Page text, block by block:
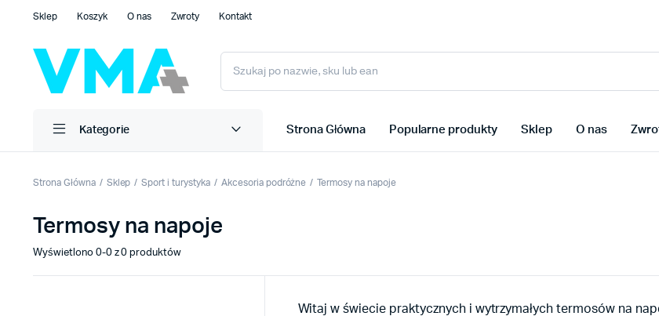
Sklep Koszyk O nas Zwroty Kontakt
Kategorie Strona Główna Popularne produkty Sklep O nas
Strona Główna Sklep Sport i turystyka Akcesoria podróżne Termosy na napoje
Termosy na napoje
Wyświetlono 0-0 z 0 produktów
Witaj w świecie praktycznych i wytrzymałych termosów na